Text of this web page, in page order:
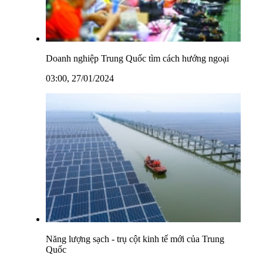
Doanh nghiệp Trung Quốc tìm cách hướng ngoại
03:00, 27/01/2024
Năng lượng sạch - trụ cột kinh tế mới của Trung
Quốc